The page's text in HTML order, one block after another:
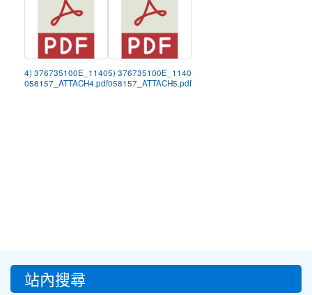
4) 376735100E_1140
058157_ATTACH4.pdf
5) 376735100E_1140
058157_ATTACH5.pdf
::: 站內搜尋